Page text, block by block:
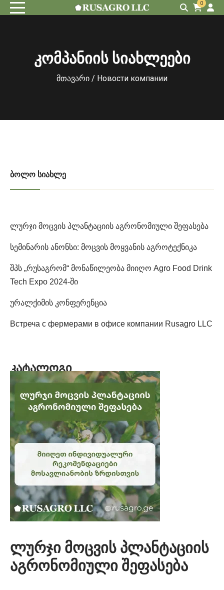
0
კომპანიის სიახლეები
მთავარი / Новости компании
ᲑᲝᲚᲝ ᲡᲘᲐᲮᲚᲔ
ლურჯი მოცვის პლანტაციის აგრონომიული შეფასება
სემინარის ანონსი: მოცვის მოყვანის აგროტექნიკა
შპს „რუსაგრომ“ მონაწილეობა მიიღო Agro Food Drink
Tech Expo 2024-ში
ურალქიმის კონფერენცია
Встреча с фермерами в офисе компании Rusagro LLC
ᲙᲐᲢᲐᲚᲝᲒᲘ
ლურჯი მოცვის პლანტაციის
აგრონომიული შეფასება